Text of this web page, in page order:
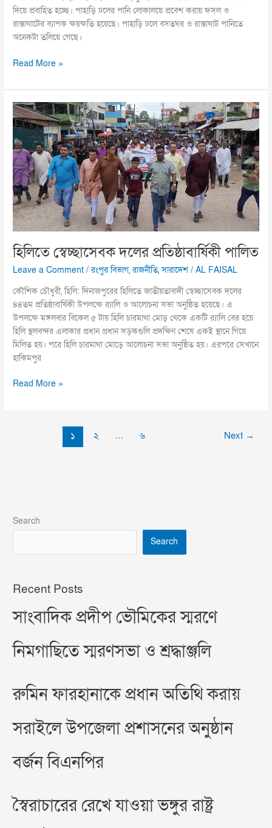
দিয়ে প্রবাহিত হচ্ছে। পাহাড়ি ঢলের পানি লোকালয়ে প্রবেশ করায় ফসল ও
রাস্তাঘাটের ব্যাপক ক্ষয়ক্ষতি হয়েছে। পাহাড়ি ঢলে বসতঘর ও রাস্তাঘাট পানিতে
অনেকটা তলিয়ে গেছে।
Read More »
হিলিতে স্বেচ্ছাসেবক দলের প্রতিষ্ঠাবার্ষিকী পালিত
Leave a Comment /রংপুর বিভাগ,রাজনীতি,সারাদেশ /AL FAISAL
কৌশিক চৌধুরী, হিলি: দিনাজপুরের হিলিতে জাতীয়তাবাদী স্বেচ্ছাসেবক দলের
৪৪তম প্রতিষ্ঠাবার্ষিকী উপলক্ষে র‌্যালি ও আলোচনা সভা অনুষ্ঠিত হয়েছে। এ
উপলক্ষে মঙ্গলবার বিকেল ৫ টায় হিলি চারমাথা মোড় থেকে একটি র‌্যালি বের হয়ে
হিলি স্থলবন্দর এলাকার প্রধান প্রধান সড়কগুলি প্রদক্ষিণ শেষে একই স্থানে গিয়ে
মিলিত হয়। পরে হিলি চারমাথা মোড়ে আলোচনা সভা অনুষ্ঠিত হয়। এরপরে সেখানে
হাকিমপুর
হিলিতে
স্বেচ্ছাসেবক
প্রতিষ্ঠাবার্ষিকী
পালিত
Read More »
১ ২ … ৬ Next →
Search
Search
Recent Posts
সাংবাদিক প্রদীপ ভৌমিকের স্মরণে
নিমগাছিতে স্মরণসভা ও শ্রদ্ধাঞ্জলি
রুমিন ফারহানাকে প্রধান অতিথি করায়
সরাইলে উপজেলা প্রশাসনের অনুষ্ঠান
বর্জন বিএনপির
স্বৈরাচারের রেখে যাওয়া ভঙ্গুর রাষ্ট্র